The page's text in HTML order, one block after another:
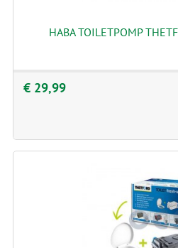
HABA TOILETPOMP
€ 29,99